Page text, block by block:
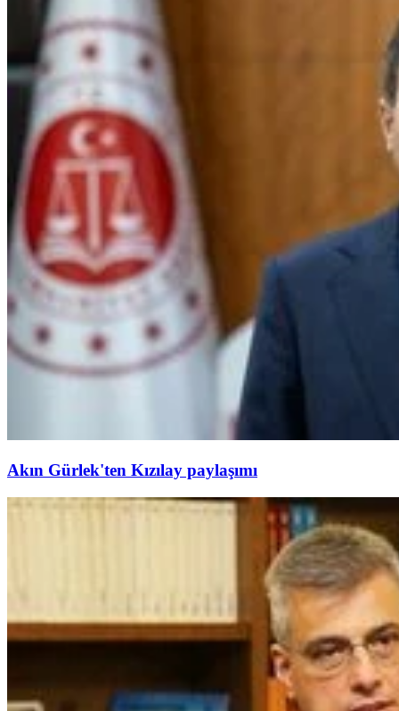
Akın Gürlek'ten Kızılay paylaşımı